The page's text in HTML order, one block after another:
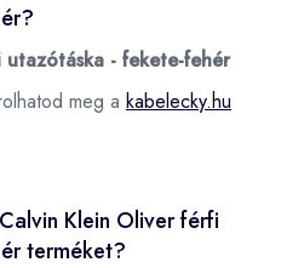
- fekete-fehér
meg a kabelecky.hu
Klein Oliver férfi
terméket?